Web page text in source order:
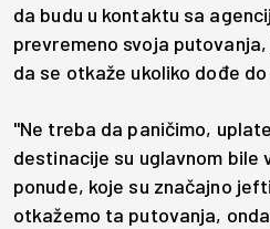
da budu u kontaktu sa
prevremeno svoja
da se otkaže ukoliko dođe
"Ne treba da paničimo,
destinacije su uglavnom bile
ponude, koje su značajno
otkažemo ta putovanja,